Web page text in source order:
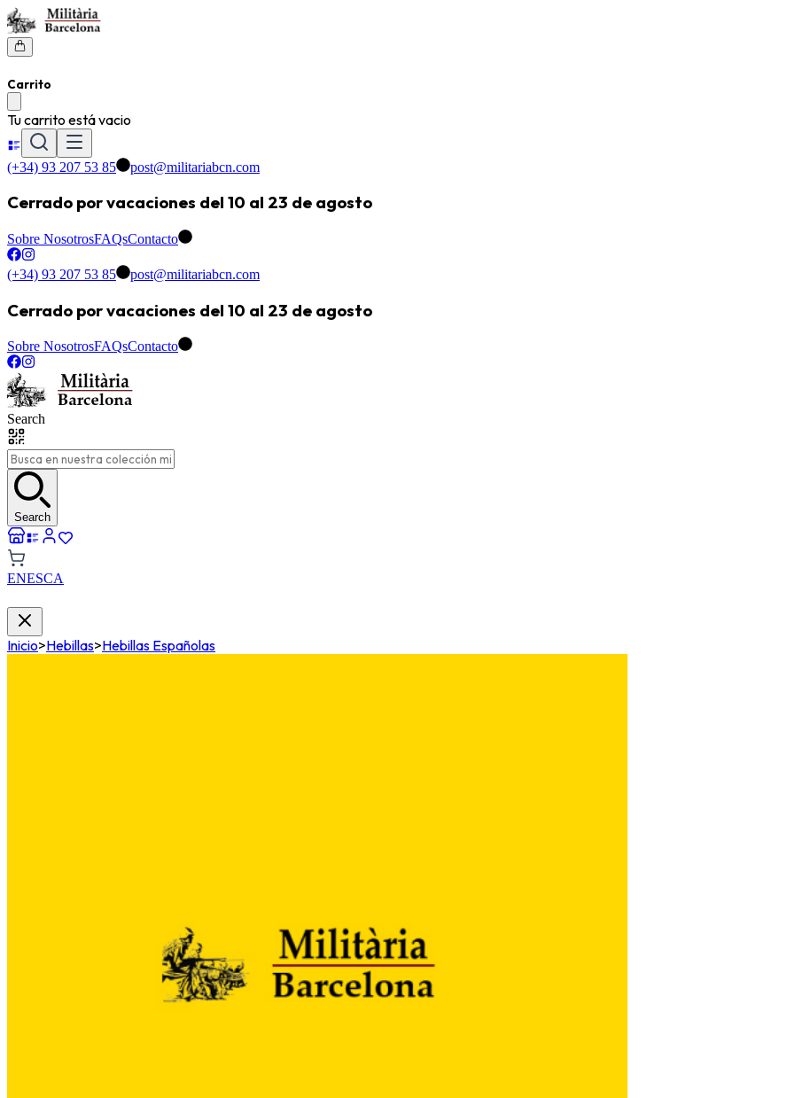
Carrito
Tu carrito está vacio
(+34) 93 207 53 85 post@militariabcn.com
Cerrado por vacaciones del 10 al 23 de agosto
Sobre NosotrosFAQsContacto
(+34) 93 207 53 85 post@militariabcn.com
Cerrado por vacaciones del 10 al 23 de agosto
Sobre NosotrosFAQsContacto
Search
Search
ENESCA
Inicio>Hebillas>Hebillas Españolas